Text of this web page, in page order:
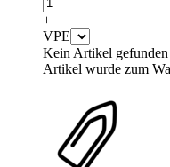
+
VPE
Kein Artikel gefunden
Artikel wurde zum